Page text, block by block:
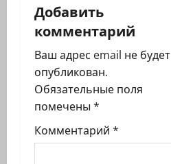
я
з
а
п
и
Добавить
комментарий
Ваш адрес email не будет
опубликован.
Обязательные поля
помечены *
Комментарий *